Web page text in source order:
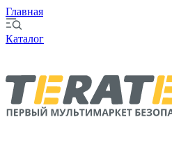
Главная
Каталог